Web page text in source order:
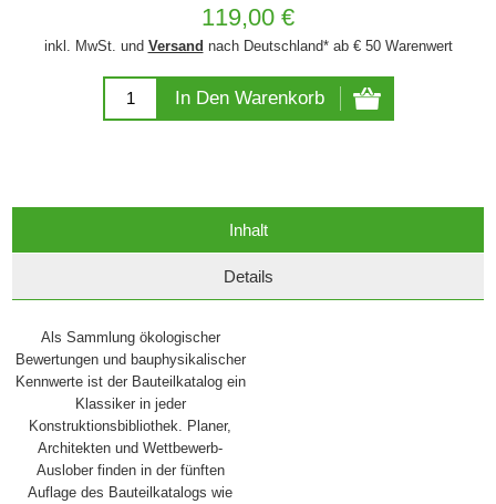
119,00 €
inkl. MwSt. und Versand nach Deutschland* ab € 50 Warenwert
In Den Warenkorb
Inhalt
Details
Als Sammlung ökologischer
Bewertungen und bauphysikalischer
Kennwerte ist der Bauteilkatalog ein
Klassiker in jeder
Konstruktionsbibliothek. Planer,
Architekten und Wettbewerb-
Auslober finden in der fünften
Auflage des Bauteilkatalogs wie